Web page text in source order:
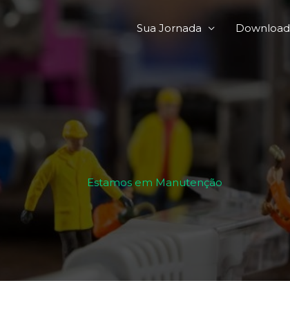
Sua Jornada Download
Estamos em Manutenção